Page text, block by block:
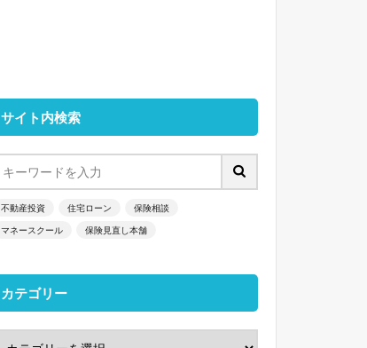
サイト内検索
不動産投資 住宅ローン 保険相談
マネースクール 保険見直し本舗
カテゴリー